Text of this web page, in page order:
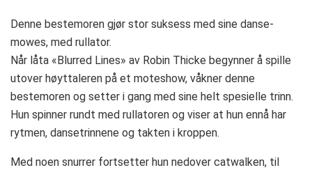
Denne bestemoren gjør stor suksess med sine danse-
mowes, med rullator.
Når låta «Blurred Lines» av Robin Thicke begynner å spille
utover høyttaleren på et moteshow, våkner denne
bestemoren og setter i gang med sine helt spesielle trinn.
Hun spinner rundt med rullatoren og viser at hun ennå har
rytmen, dansetrinnene og takten i kroppen.
Med noen snurrer fortsetter hun nedover catwalken, til